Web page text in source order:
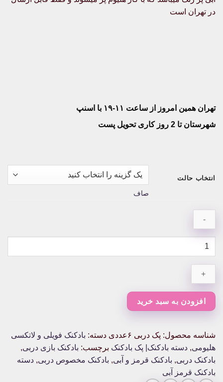
در تهران است
تهران همین امروز از ساعت ۱۱-۱۹ با اسنپ
شهرستان تا 2 روز کاری تحویل پست
انتخاب حالت
صاف
۶عددی
افزودن به سبد خرید
شناسه محصول: پک دربی ۶عددی دسته: بادکنک فویلی و لاتکسی
هلیومی, دسته بادکنک| پک بادکنک برچسب: بادکنک بازی دربی,
بادکنک دربی, بادکنک قرمز و آبی, بادکنک مخصوص دربی, دسته
بادکنک قرمز آبی